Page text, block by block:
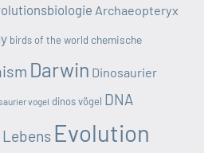
Archaeopteryx
birds of the world chemische
Darwin Dinosaurier
vogel dinos vögel DNA
Evolution